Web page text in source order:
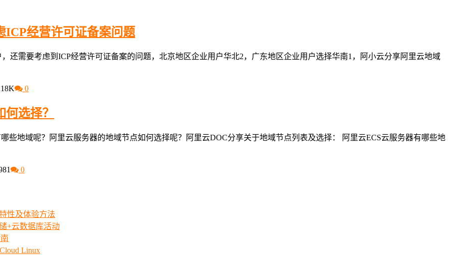
ICP经营许可证备案问题
还需要考虑到ICP经营许可证备案的问题，北京地区企业用户华北2，广东地区企业用户选择华南1，阿小云分享阿里云地域
0
选择？
些地域呢？阿里云服务器的地域节点如何选择呢？阿里云DOC分享关于地域节点列表及选择： 阿里云ECS云服务器有哪些地
0
性及体验方法
+云数据库活动
Linux